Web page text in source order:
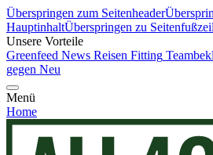
Überspringen zum Seitenheader
HauptinhaltÜberspringen zu
Unsere Vorteile
Greenfeed News Reisen Fitting
gegen Neu
Menü
Home